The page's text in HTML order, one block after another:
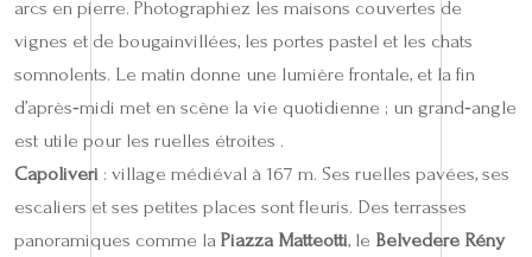
arcs en pierre. Photographiez les maisons couvertes de
vignes et de bougainvillées, les portes pastel et les chats
somnolents. Le matin donne une lumière frontale, et la fin
d’après‑midi met en scène la vie quotidienne ; un grand‑angle
est utile pour les ruelles étroites .
Capoliveri : village médiéval à 167 m. Ses ruelles pavées, ses
escaliers et ses petites places sont fleuris. Des terrasses
panoramiques comme la Piazza Matteotti, le Belvedere Rény